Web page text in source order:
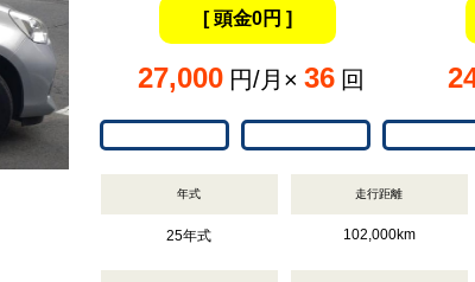
[ 頭金0円 ]
27,000 円/月× 36 回
年式
25年式
走行距離
102,000km